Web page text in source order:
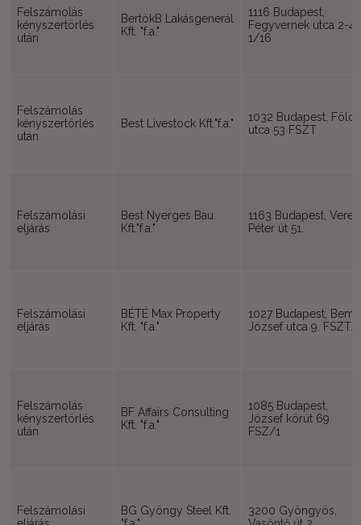
Felszámolás
kényszertörlés
után
BertókB Lakásgenerál
Kft. "f.a."
1116 Budapest,
Fegyvernek utca 2-4
1/16
Felszámolás
kényszertörlés
után
Best Livestock Kft."f.a."
1032 Budapest, Föld
utca 53 FSZT
Felszámolási
eljárás
Best Nyerges Bau
Kft."f.a."
1163 Budapest, Veres
Péter út 51.
Felszámolási
eljárás
BÉTÉ Max Property
Kft. "f.a."
1027 Budapest, Bem
József utca 9. FSZT.
Felszámolás
kényszertörlés
után
BF Affairs Consulting
Kft. "f.a."
1085 Budapest,
József körút 69
FSZ/1
Felszámolási
BG Gyöngy Steel Kft.
3200 Gyöngyös,